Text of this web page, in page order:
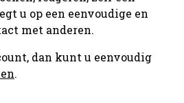
u op een eenvoudige en
met anderen.
dan kunt u eenvoudig
.